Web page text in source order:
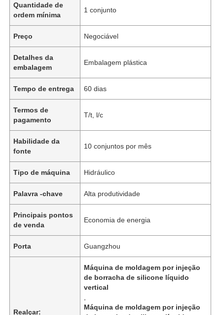
Quantidade de
ordem mínima
1 conjunto
Preço Negociável
Detalhes da
embalagem
Embalagem plástica
Tempo de entrega 60 dias
Termos de
pagamento
T/t, l/c
Habilidade da
fonte
10 conjuntos por mês
Tipo de máquina Hidráulico
Palavra -chave Alta produtividade
Principais pontos
de venda
Economia de energia
Porta Guangzhou
Realçar:
Máquina de moldagem por injeção
de borracha de silicone líquido
vertical
Máquina de moldagem por injeção